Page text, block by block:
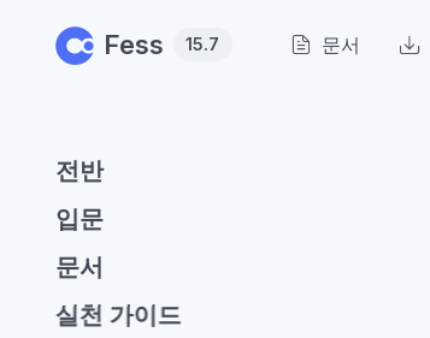
Fess 15.7 문서
전반
입문
문서
실천 가이드